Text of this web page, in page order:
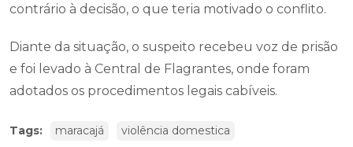
contrário à decisão, o que teria motivado o conflito.
Diante da situação, o suspeito recebeu voz de prisão
e foi levado à Central de Flagrantes, onde foram
adotados os procedimentos legais cabíveis.
Tags: maracajá violência domestica